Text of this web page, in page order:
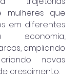
mulheres que
em diferentes
economia,
ampliando
novas
crescimento.